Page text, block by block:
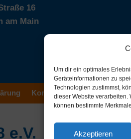
Um dir ein optimales
Geräteinformationen zu
Technologien zustimmst,
dieser Website verarbeiten.
können bestimmte
Akzeptieren
16
am Main
Kontakt
e.V.